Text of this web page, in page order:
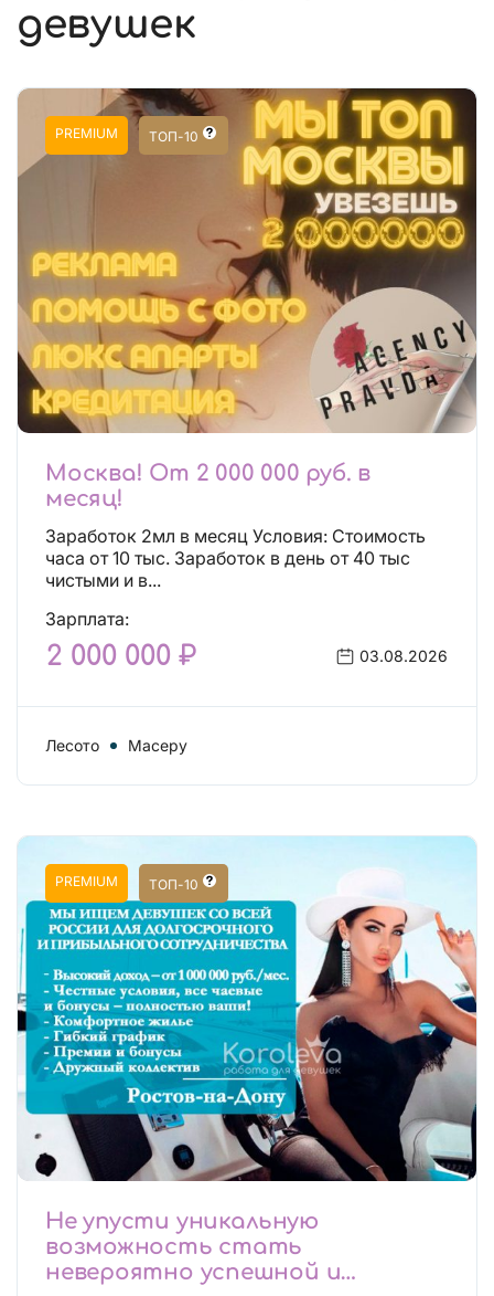
девушек
PREMIUM ТОП-10
Москва! От 2 000 000 руб. в
месяц!
Заработок 2мл в месяц Условия: Стоимость
часа от 10 тыс. Заработок в день от 40 тыс
чистыми и в...
Зарплата:
2 000 000 ₽ 03.08.2026
Лесото Масеру
PREMIUM ТОП-10
Не упусти уникальную
возможность стать
невероятно успешной и